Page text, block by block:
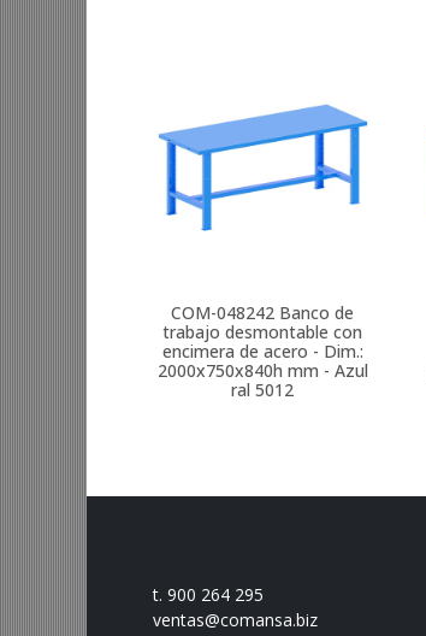
COM-048242 Banco de
trabajo desmontable con
encimera de acero - Dim.:
2000x750x840h mm - Azul
ral 5012
t. 900 264 295
ventas@comansa.biz